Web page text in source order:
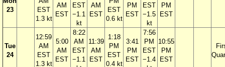
23
EST
1.3 kt
AM
EST
EST
−1.1
kt
AM
EST
EST
0.6 kt
PM
EST
EST
−1.5
kt
PM
EST
Tue
24
12:59
AM
EST
1.3 kt
5:00
AM
EST
8:22
AM
EST
−1.1
11:39
AM
EST
1:18
PM
EST
0.4 kt
3:41
PM
EST
7:56
PM
EST
−1.4
10:55
PM
EST